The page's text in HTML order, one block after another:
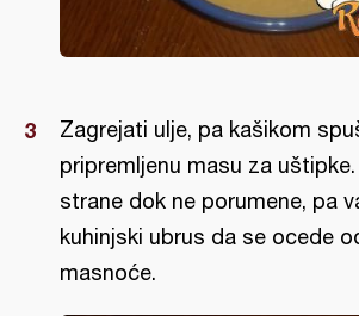
Zagrejati ulje, pa kašikom
pripremljenu masu za
strane dok ne porumene, pa
kuhinjski ubrus da se ocede
masnoće.